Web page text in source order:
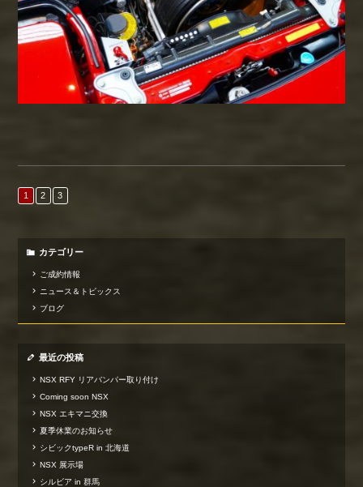
1 2 3
カテゴリー
ご成約情報
ニュース＆トピックス
ブログ
最近の投稿
NSX RFY リアバンパー取り付け
Coming soon NSX
NSX エキマニ交換
夏季休業のお知らせ
シビックtypeR in 北海道
NSX 展示場
シルビア in 群馬